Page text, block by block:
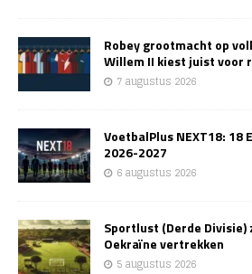
Robey grootmacht op
Willem II kiest juist voor
7 augustus 2026
VoetbalPlus NEXT18:
2026-2027
6 augustus 2026
Sportlust (Derde
Oekraïne vertrekken
5 augustus 2026